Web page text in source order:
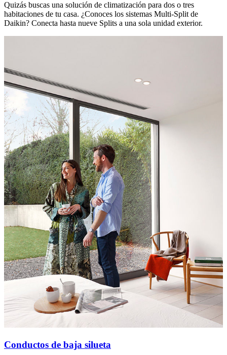
Quizás buscas una solución de climatización para dos o tres
habitaciones de tu casa. ¿Conoces los sistemas Multi-Split de
Daikin? Conecta hasta nueve Splits a una sola unidad exterior.
Conductos de baja silueta